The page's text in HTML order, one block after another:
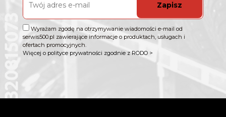
Zapisz
Wyrażam zgodę na otrzymywanie wiadomości e-mail od
serwis500.pl zawierające informacje o produktach, usługach i
ofertach promocyjnych.
Więcej o polityce prywatności zgodnie z RODO >